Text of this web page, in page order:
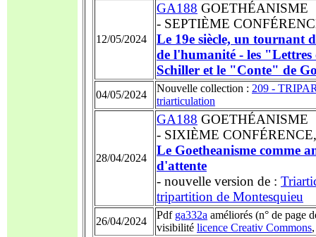
12/05/2024
GA188 GOETHÉANISME
- SEPTIÈME
Le 19e siècle, un tournant
de l'humanité - les "Lettres
Schiller et le "Conte" de
04/05/2024
Nouvelle collection : 209 -
triarticulation
28/04/2024
GA188 GOETHÉANISME
- SIXIÈME
Le Goetheanisme comme
d'attente
- nouvelle version de :
tripartition de Montesquieu
26/04/2024
Pdf ga332a améliorés (n° de page
visibilité licence Creativ Commons